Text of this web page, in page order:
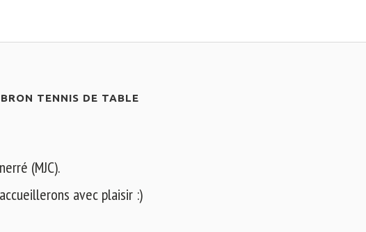
TENNIS DE TABLE
(MJC).
avec plaisir :)